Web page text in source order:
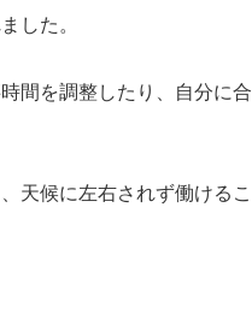
した。
間を調整したり、自分に合
天候に左右されず働けるこ